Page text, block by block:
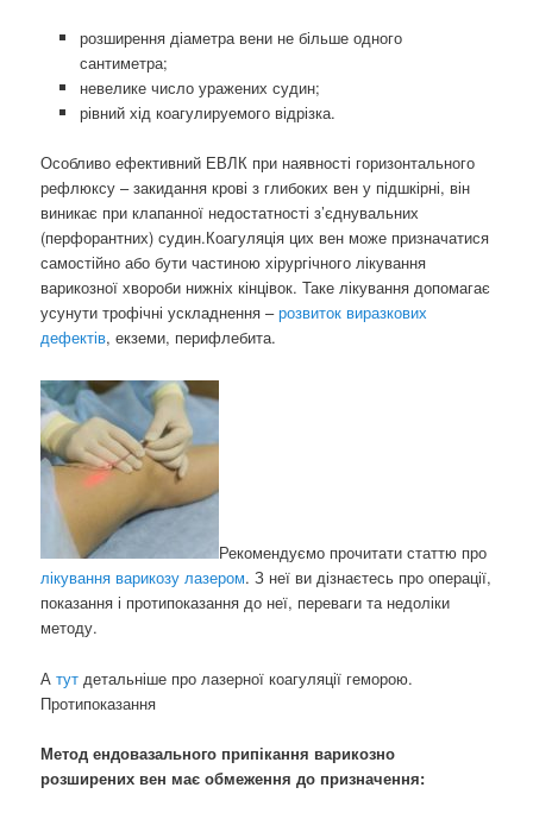
розширення діаметра вени не більше одного
сантиметра;
невелике число уражених судин;
рівний хід коагулируемого відрізка.
Особливо ефективний ЕВЛК при наявності горизонтального
рефлюксу – закидання крові з глибоких вен у підшкірні, він
виникає при клапанної недостатності з’єднувальних
(перфорантних) судин.Коагуляція цих вен може призначатися
самостійно або бути частиною хірургічного лікування
варикозної хвороби нижніх кінцівок. Таке лікування допомагає
усунути трофічні ускладнення –розвиток виразкових
дефектів, екземи, перифлебита.
Рекомендуємо прочитати статтю про
лікування варикозу лазером. З неї ви дізнаєтесь про операції,
показання і протипоказання до неї, переваги та недоліки
методу.
Атут детальніше про лазерної коагуляції геморою.
Протипоказання
Метод ендовазального припікання варикозно
розширених вен має обмеження до призначення: